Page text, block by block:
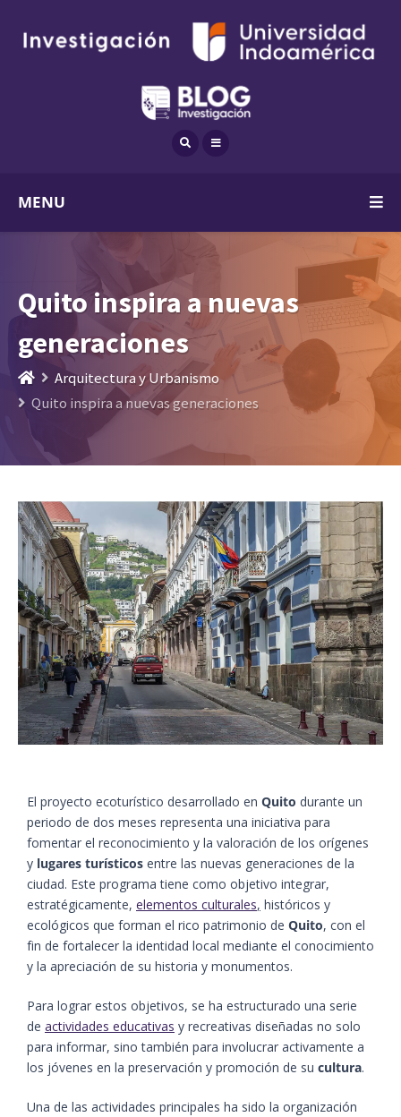
MENU
Quito inspira a nuevas
generaciones
Arquitectura y Urbanismo
Quito inspira a nuevas generaciones
El proyecto ecoturístico desarrollado en Quito durante un
periodo de dos meses representa una iniciativa para
fomentar el reconocimiento y la valoración de los orígenes
y lugares turísticos entre las nuevas generaciones de la
ciudad. Este programa tiene como objetivo integrar,
estratégicamente, elementos culturales, históricos y
ecológicos que forman el rico patrimonio de Quito, con el
fin de fortalecer la identidad local mediante el conocimiento
y la apreciación de su historia y monumentos.
Para lograr estos objetivos, se ha estructurado una serie
de actividades educativas y recreativas diseñadas no solo
para informar, sino también para involucrar activamente a
los jóvenes en la preservación y promoción de su cultura.
Una de las actividades principales ha sido la organización